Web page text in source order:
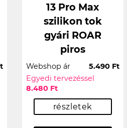
13 Pro Max
szilikon tok
gyári ROAR
piros
Webshop ár
5.490 Ft
Egyedi tervezéssel
8.480 Ft
részletek